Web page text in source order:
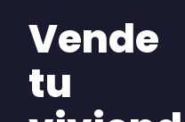
Vende
tu